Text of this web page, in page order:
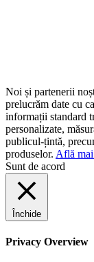
Noi și partenerii
prelucrăm date cu
informații standard
personalizate,
publicul-țintă,
produselor. Află
Sunt de acord
Închide
Privacy Overview